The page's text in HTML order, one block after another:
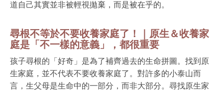
道自己其實並非被輕視拋棄，而是被在乎的。
尋根不等於不要收養家庭了！｜原生＆收養家
庭是「不一樣的意義」，都很重要
孩子尋根的「好奇」是為了補齊過去的生命拼圖。找到原
生家庭，並不代表不要收養家庭了。對許多的小泰山而
言，生父母是生命中的一部分，而非大部分。尋找原生家